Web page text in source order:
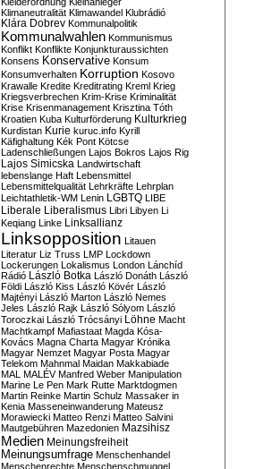
Klimaneutralität Klimawandel Klubrádió
Klára Dobrev Kommunalpolitik
Kommunalwahlen Kommunismus
Konflikt Konflikte Konjunkturaussichten
Konsens Konservative Konsum
Konsumverhalten Korruption Kosovo
Krawalle Kredite Kreditrating Kreml Krieg
Kriegsverbrechen Krim-Krise Kriminalität
Krise Krisenmanagement Krisztina Tóth
Kroatien Kuba Kulturförderung Kulturkrieg
Kurdistan Kurie kuruc.info Kyrill
Käfighaltung Kék Pont Kötcse
Ladenschließungen Lajos Bokros Lajos Rig
Lajos Simicska Landwirtschaft
lebenslange Haft Lebensmittel
Lebensmittelqualität Lehrkräfte Lehrplan
Leichtathletik-WM Lenin LGBTQ LIBE
Liberale Liberalismus Libri Libyen Li
Keqiang Linke Linksallianz
Linksopposition Litauen
Literatur Liz Truss LMP Lockdown
Lockerungen Lokalismus London Lánchíd
Rádió
László Botka László Donáth László
Földi László Kiss László Kövér László
Majtényi László Marton László Nemes
Jeles László Rajk László Sólyom László
Toroczkai László Trócsányi Löhne Macht
Machtkampf Mafiastaat Magda Kósa-
Kovács Magna Charta Magyar Krónika
Magyar Nemzet Magyar Posta Magyar
Telekom Mahnmal Maidan Makkabiade
MAL MALÉV Manfred Weber Manipulation
Marine Le Pen Mark Rutte Marktdogmen
Martin Reinke Martin Schulz Massaker in
Kenia Masseneinwanderung Mateusz
Morawiecki Matteo Renzi Matteo Salvini
Mautgebühren Mazedonien Mazsihisz
Medien Meinungsfreiheit
Meinungsumfrage Menschenhandel
Menschenrechte Menschenschmuggel